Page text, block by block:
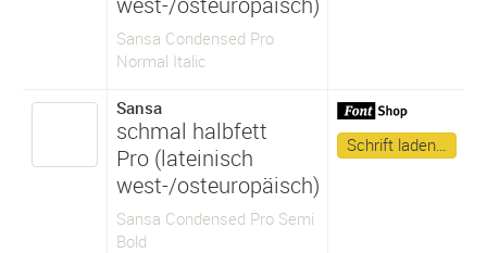
Sansa Condensed Pro
Normal Italic
Sansa
schmal halbfett
Pro (lateinisch
west-/osteuropäisch)
Sansa Condensed Pro Semi
Bold
Schrift laden…